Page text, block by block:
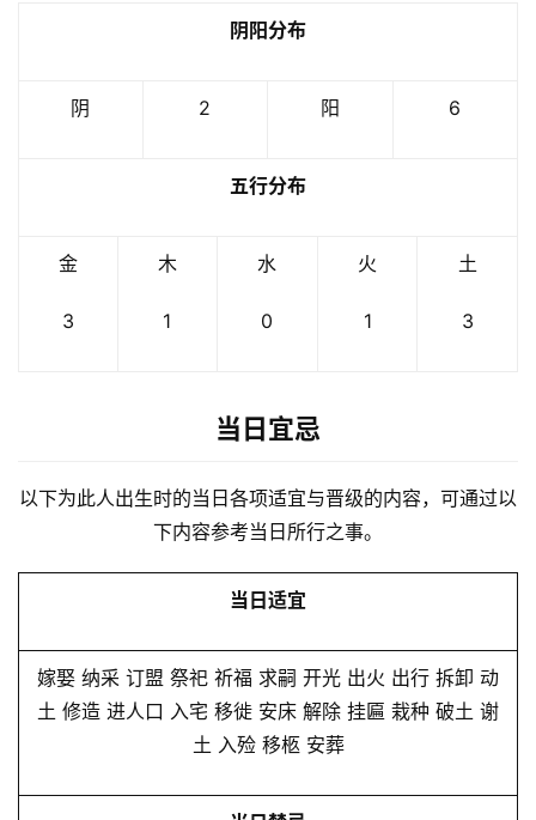
阴阳分布
阴 2 阳 6
五行分布
金
3
木
1
水
0
火
1
土
3
当日宜忌
以下为此人出生时的当日各项适宜与晋级的内容，可通过以
下内容参考当日所行之事。
当日适宜
嫁娶 纳采 订盟 祭祀 祈福 求嗣 开光 出火 出行 拆卸 动
土 修造 进人口 入宅 移徙 安床 解除 挂匾 栽种 破土 谢
土 入殓 移柩 安葬